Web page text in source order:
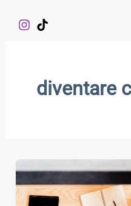
diventare